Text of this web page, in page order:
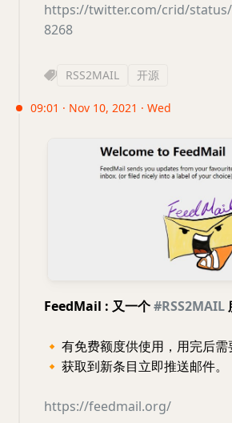
https://twitter.com/crid/status/
8268
RSS2MAIL 开源
09:01 · Nov 10, 2021 · Wed
FeedMail : 又一个#RSS2MAIL
🔸 有免费额度供使用，用完后需
🔸 获取到新条目立即推送邮件。
https://feedmail.org/